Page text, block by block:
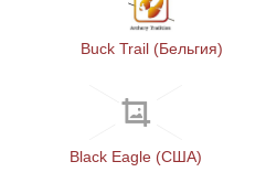
Buck Trail (Бельгия)
Black Eagle (США)